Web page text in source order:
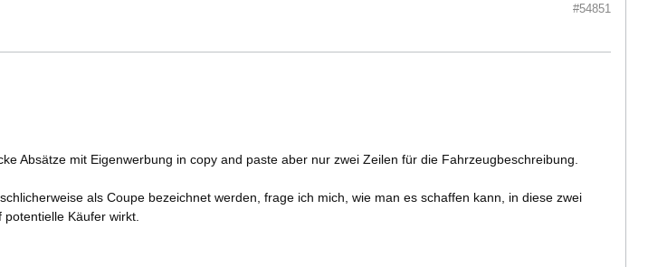
#54851
Absätze mit Eigenwerbung in copy and paste aber nur zwei Zeilen für die Fahrzeugbeschreibung.
als Coupe bezeichnet werden, frage ich mich, wie man es schaffen kann, in diese zwei
Käufer wirkt.